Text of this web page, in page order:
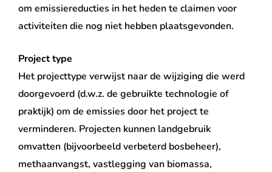
om emissiereducties in het heden te claimen voor
activiteiten die nog niet hebben plaatsgevonden.
Project type
Het projecttype verwijst naar de wijziging die werd
doorgevoerd (d.w.z. de gebruikte technologie of
praktijk) om de emissies door het project te
verminderen. Projecten kunnen landgebruik
omvatten (bijvoorbeeld verbeterd bosbeheer),
methaanvangst, vastlegging van biomassa,